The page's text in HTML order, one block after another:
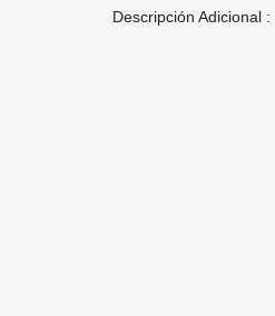
Descripción Adicional :